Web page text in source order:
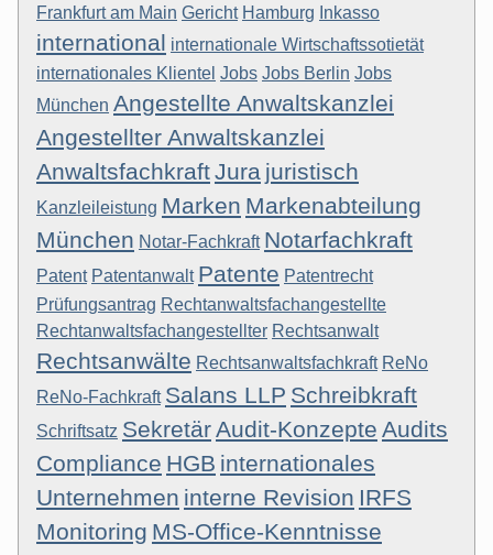
Frankfurt am Main Gericht Hamburg Inkasso
international internationale Wirtschaftssotietät
internationales Klientel Jobs Jobs Berlin Jobs
München Angestellte Anwaltskanzlei
Angestellter Anwaltskanzlei
AnwaltsfachkraftJura juristisch
Kanzleileistung Marken Markenabteilung
München Notar-Fachkraft Notarfachkraft
Patent Patentanwalt Patente Patentrecht
Prüfungsantrag Rechtanwaltsfachangestellte
Rechtanwaltsfachangestellter Rechtsanwalt
Rechtsanwälte Rechtsanwaltsfachkraft ReNo
ReNo-Fachkraft Salans LLP Schreibkraft
Schriftsatz SekretärAudit-Konzepte Audits
Compliance HGB internationales
Unternehmen interne Revision IRFS
Monitoring MS-Office-Kenntnisse